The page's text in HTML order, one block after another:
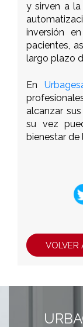
y sirven a la
inversión
pacientes,
largo plazo
En
alcanzar
su vez
bienestar de
VOLVER